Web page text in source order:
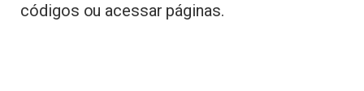
códigos ou acessar páginas.